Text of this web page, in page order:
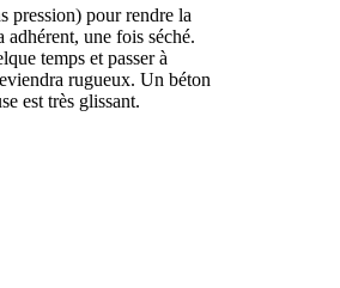
pression) pour rendre la
adhérent, une fois séché.
temps et passer à
rugueux. Un béton
est très glissant.